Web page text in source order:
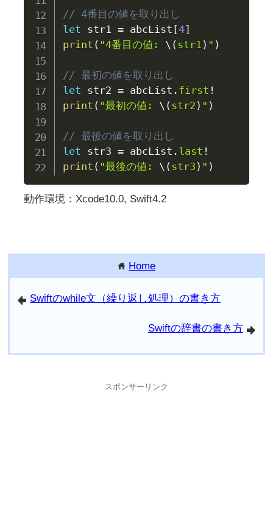
// 4番目の値を取り出し
let str1 = abcList [4]
print ( "4番目の値: \(str1 ) " )
// 最初の値を取り出し
let str2 = abcList . first !
print ( "最初の値: \(str2 ) " )
// 最後の値を取り出し
let str3 = abcList . last !
print ( "最後の値: \(str3 ) " )
動作環境：Xcode10.0, Swift4.2
home Home
arrowleft Swiftのwhile文（繰り返し処理）の書き方
arrowright
Swiftの辞書の書き方
スポンサーリンク